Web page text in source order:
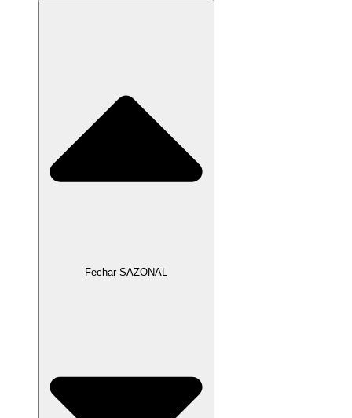
Fechar SAZONAL